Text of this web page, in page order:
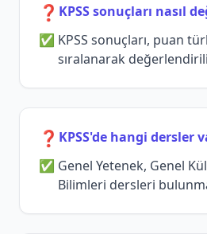
❓ KPSS sonuçları nasıl
KPSS sonuçları, puan
sıralanarak
❓ KPSS'de hangi dersler
Genel Yetenek, Genel
Bilimleri dersleri